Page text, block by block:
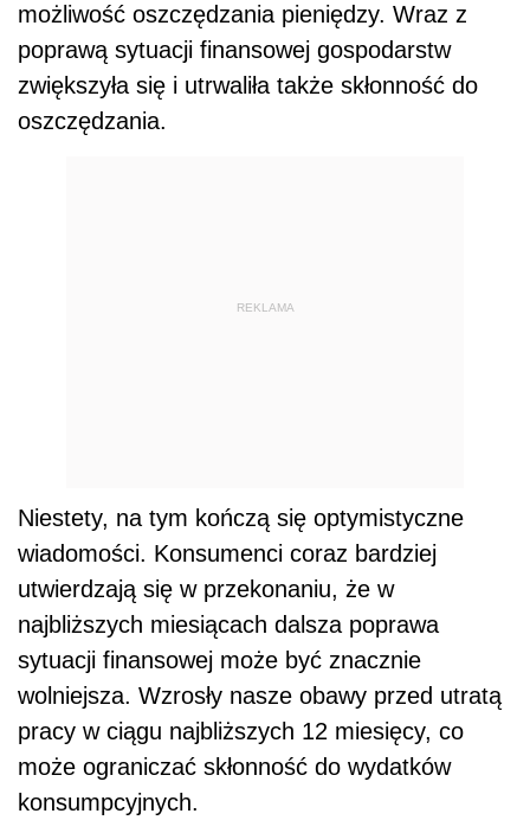
możliwość oszczędzania pieniędzy. Wraz z
poprawą sytuacji finansowej gospodarstw
zwiększyła się i utrwaliła także skłonność do
oszczędzania.
REKLAMA
Niestety, na tym kończą się optymistyczne
wiadomości. Konsumenci coraz bardziej
utwierdzają się w przekonaniu, że w
najbliższych miesiącach dalsza poprawa
sytuacji finansowej może być znacznie
wolniejsza. Wzrosły nasze obawy przed utratą
pracy w ciągu najbliższych 12 miesięcy, co
może ograniczać skłonność do wydatków
konsumpcyjnych.